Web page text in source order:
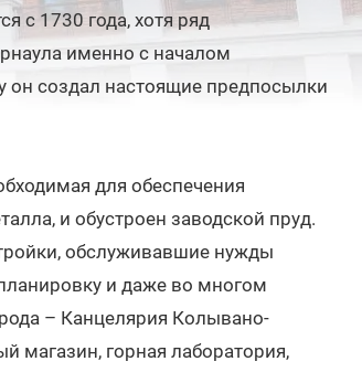
с 1730 года, хотя ряд
именно с началом
он создал настоящие предпосылки
для обеспечения
и обустроен заводской пруд.
обслуживавшие нужды
и даже во многом
– Канцелярия Колывано-
магазин, горная лаборатория,